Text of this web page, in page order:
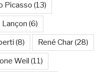
Picasso (13)
Lançon (6)
(8) René Char(28)
Weil (11)